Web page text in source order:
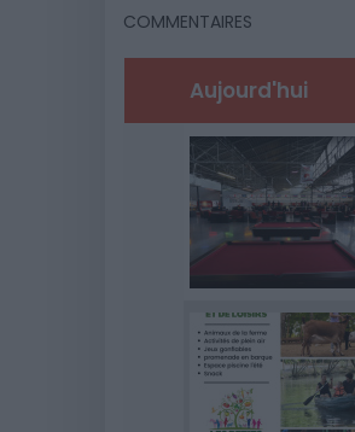
COMMENTAIRES
Aujourd'hui